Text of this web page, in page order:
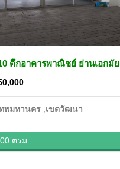
ตึกอาคารพาณิชย์ ย่านเอกมัย
ทพมหานคร เขตวัฒนา
ตรม.